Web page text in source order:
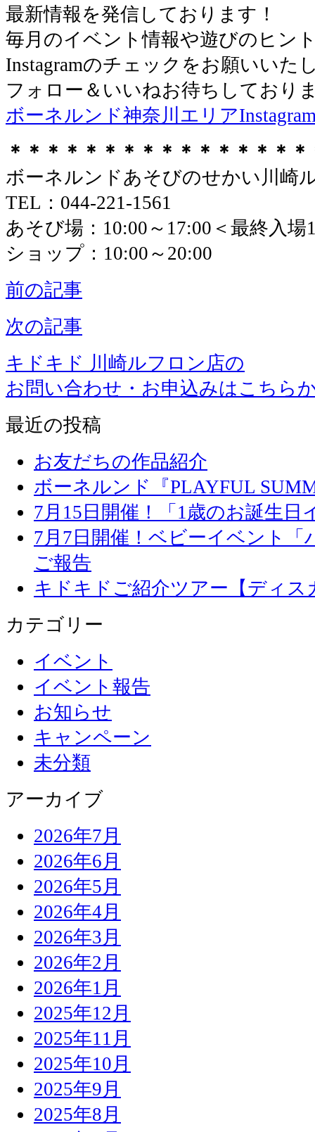
最新情報を発信しております！
毎月のイベント情報や遊びのヒン
Instagramのチェックをお願いいた
フォロー＆いいねお待ちしており
ボーネルンド神奈川エリア
＊＊＊＊＊＊＊＊＊＊＊＊＊＊＊
ボーネルンドあそびのせかい川崎
TEL：044-221-1561
あそび場：10:00～17:00＜最終入場
ショップ：10:00～20:00
前の記事
次の記事
キドキド 川崎ルフロン店の
お問い合わせ・お申込みはこちら
最近の投稿
お友だちの作品紹介
ボーネルンド『PLAYFUL
7月15日開催！「1歳のお誕生日
7月7日開催！ベビーイベント
ご報告
キドキドご紹介ツアー【ディス
カテゴリー
イベント
イベント報告
お知らせ
キャンペーン
未分類
アーカイブ
2026年7月
2026年6月
2026年5月
2026年4月
2026年3月
2026年2月
2026年1月
2025年12月
2025年11月
2025年10月
2025年9月
2025年8月